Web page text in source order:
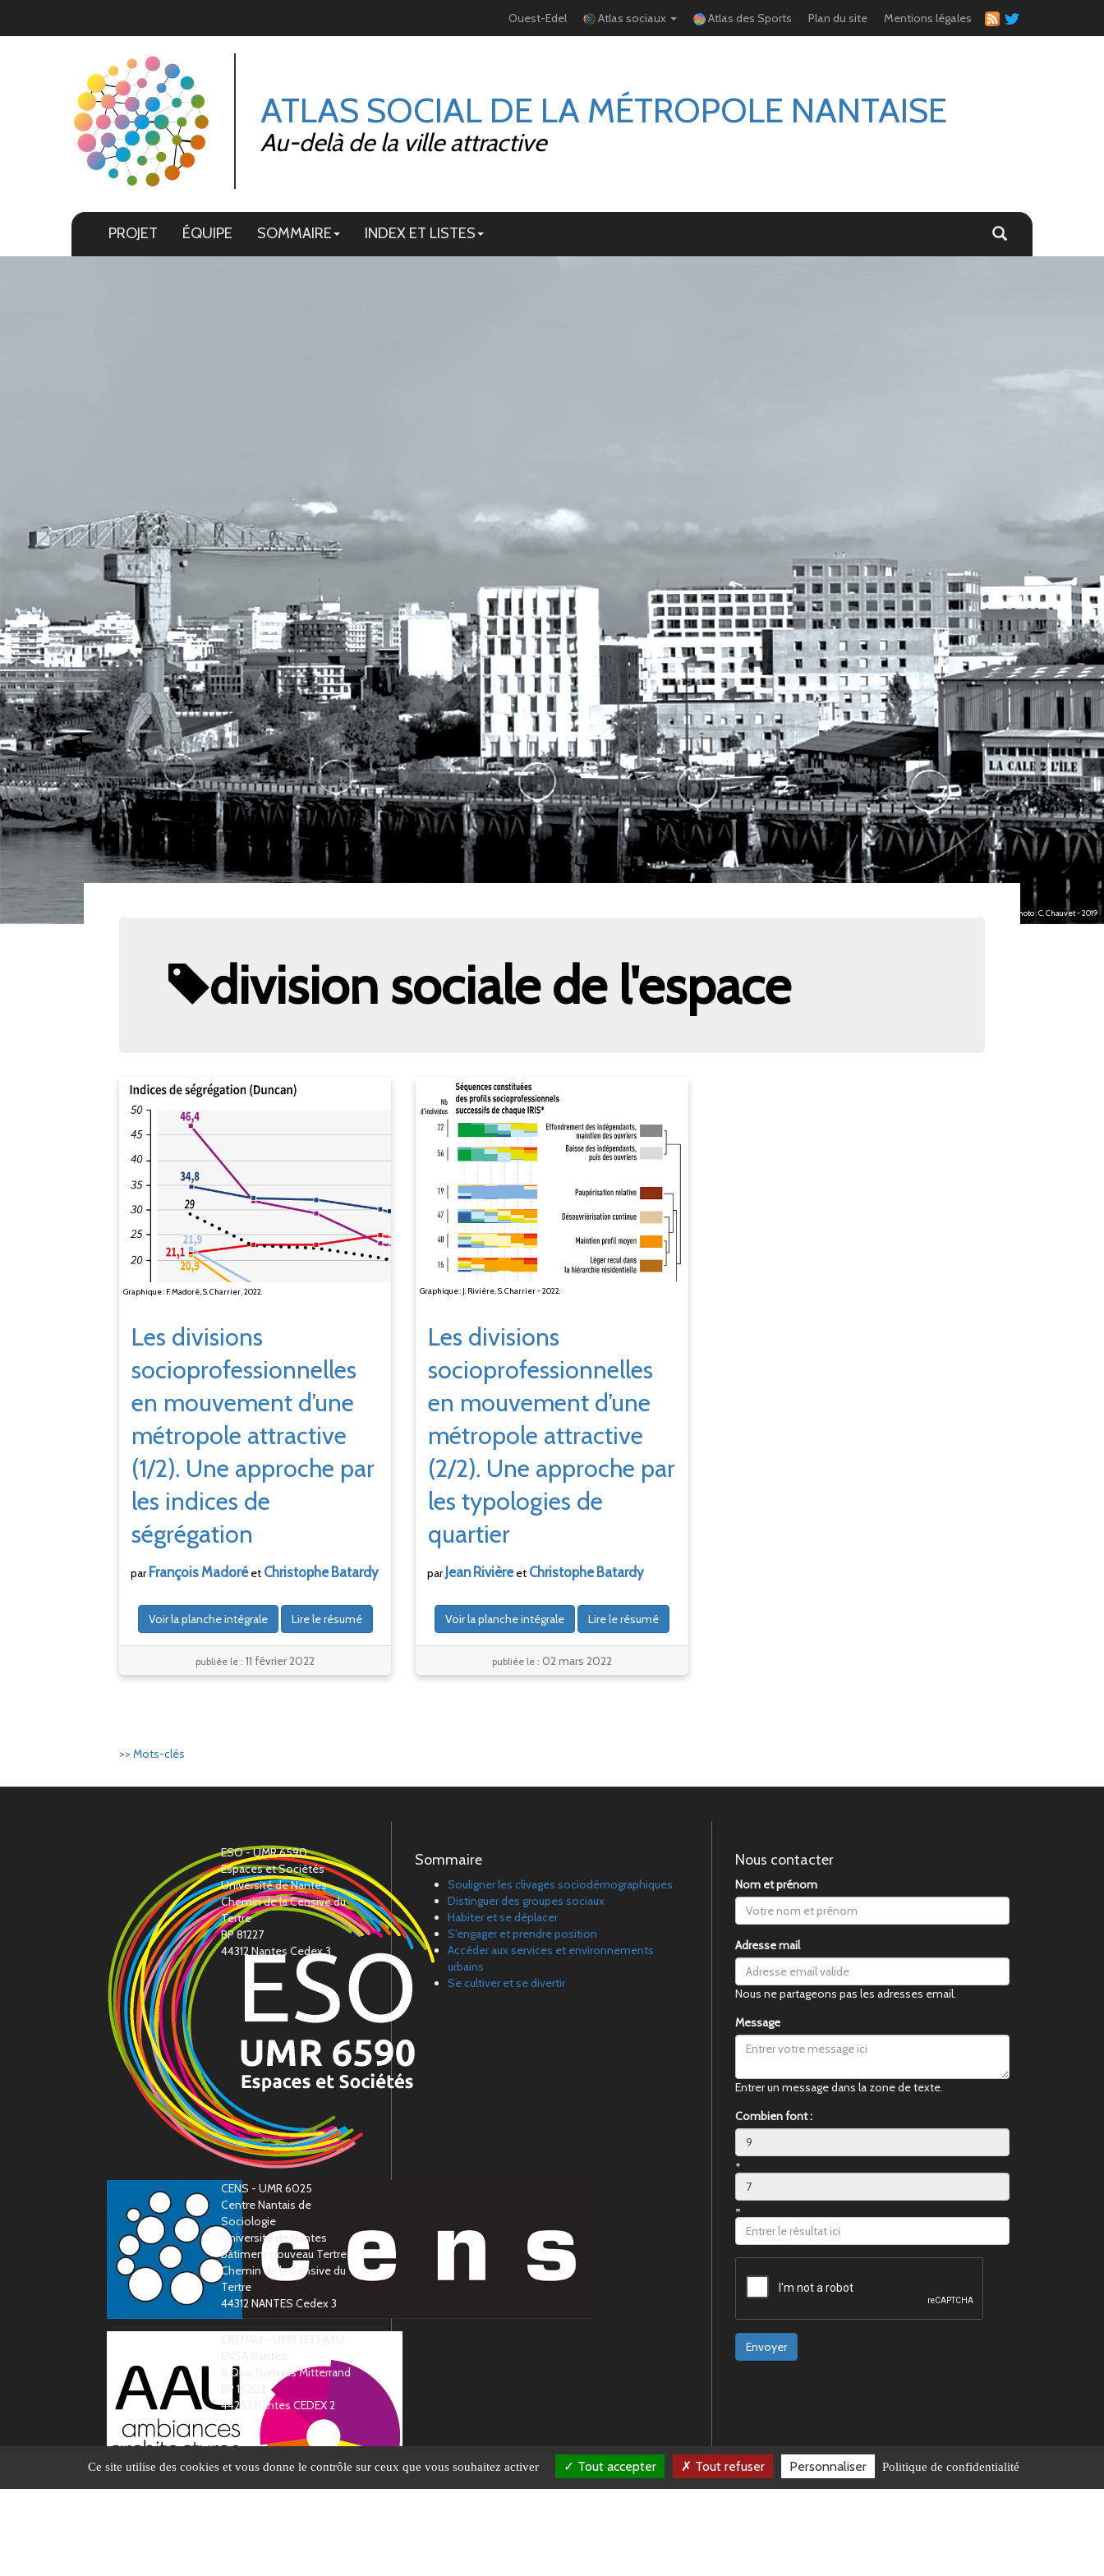
Ouest-Edel Atlas sociaux Atlas des Sports Plan du site Mentions légales
ATLAS SOCIAL DE LA MÉTROPOLE NANTAISE
Au-delà de la ville attractive
PROJET ÉQUIPE SOMMAIRE INDEX ET LISTES
photo : C. Chauvet - 2019
division sociale de l'espace
Graphique : F. Madoré, S. Charrier, 2022.
Les divisions
socioprofessionnelles
en mouvement d’une
métropole attractive
(1/2). Une approche par
les indices de
ségrégation
par FrançoisMadoréet Christophe Batardy
Voir la planche intégrale Lire le résumé
publiée le :11 février 2022
Graphique : J. Rivière, S. Charrier - 2022.
Les divisions
socioprofessionnelles
en mouvement d’une
métropole attractive
(2/2). Une approche par
les typologies de
quartier
parJean Rivièreet Christophe Batardy
Voir la planche intégrale Lire le résumé
publiée le : 02 mars 2022
>> Mots-clés
ESO - UMR 6590
Espaces et Sociétés
Université de Nantes
Chemin de la Censive du
Tertre
BP 81227
44312 Nantes Cedex 3
CENS - UMR 6025
Centre Nantais de
Sociologie
Université de Nantes
Bàtiment nouveau Tertre
Chemin de la Censive du
Tertre
44312 NANTES Cedex 3
6 Quai François Mitterrand
BP 16202
44262 Nantes CEDEX 2
Sommaire
Souligner les clivages sociodémographiques
Distinguer des groupes sociaux
Habiter et se déplacer
S'engager et prendre position
Accéder aux services et environnements
urbains
Se cultiver et se divertir
Nous contacter
Nom et prénom
Adresse mail
Nous ne partageons pas les adresses email.
Message
Entrer un message dans la zone de texte.
Combien font :
+
=
Envoyer
Ce site utilise des cookies et vous donne le contrôle sur ceux que vous souhaitez activer Tout accepter Tout refuser Personnaliser Politique de confidentialité